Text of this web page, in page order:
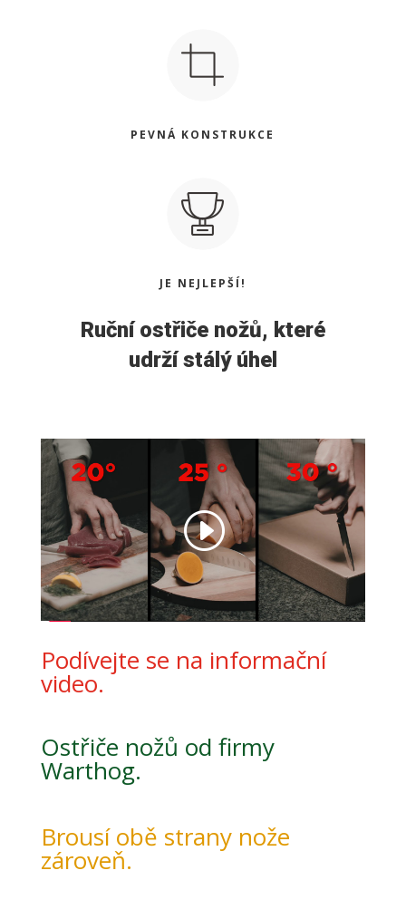
PEVNÁ KONSTRUKCE
JE NEJLEPŠÍ!
Ruční ostřiče nožů, které
udrží stálý úhel
Podívejte se na informační
video.
Ostřiče nožů od firmy
Warthog.
Brousí obě strany nože
zároveň.